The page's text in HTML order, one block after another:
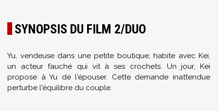
SYNOPSIS DU FILM 2/DUO
Yu, vendeuse dans une petite boutique, habite avec Kei,
un acteur fauché qui vit à ses crochets. Un jour, Kei
propose à Yu de l'épouser. Cette demande inattendue
perturbe l'équilibre du couple.